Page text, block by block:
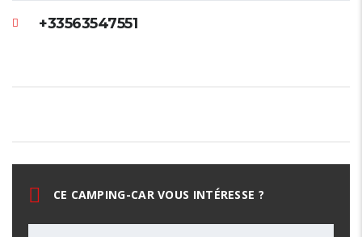
+33563547551
CE CAMPING-CAR VOUS INTÉRESSE ?